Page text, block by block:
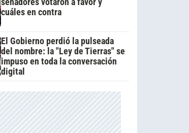
cuáles en contra
El Gobierno perdió la pulseada
del nombre: la "Ley de Tierras" se
impuso en toda la conversación
digital